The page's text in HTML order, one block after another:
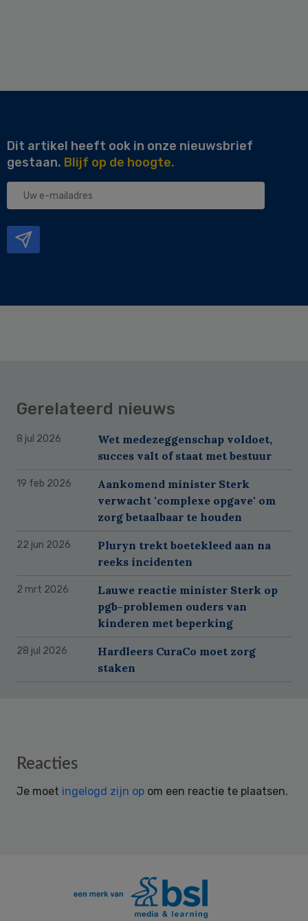
Dit artikel heeft ook in onze nieuwsbrief
gestaan. Blijf op de hoogte.
Uw
Gerelateerd nieuws
8 jul 2026
Wet medezeggenschap voldoet,
succes valt of staat met bestuur
19 feb 2026
Aankomend minister Sterk
verwacht 'complexe opgave' om
zorg betaalbaar te houden
22 jun 2026
Pluryn trekt boetekleed aan na
reeks incidenten
2 mrt 2026
Lauwe reactie minister Sterk op
pgb-problemen ouders van
kinderen met beperking
28 jul 2026
Hardleers CuraCo moet zorg
staken
Reader
Reacties
Je moet ingelogd zijn op om een reactie te plaatsen.